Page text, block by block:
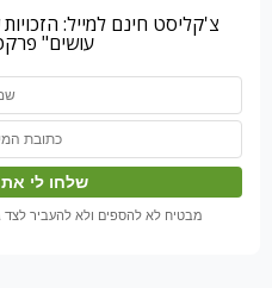
צ'קליסט חינם למייל:
עושים"
מבטיח לא להספים ולא להעביר